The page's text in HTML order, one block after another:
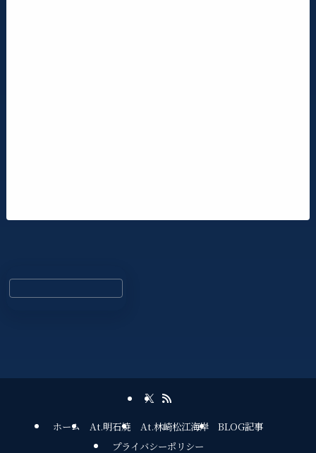
ホーム At.明石焼 At.林崎松江海岸
BLOG記事
プライバシーポリシー